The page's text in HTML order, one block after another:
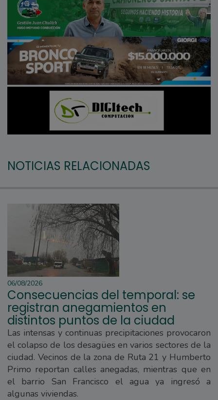
NOTICIAS RELACIONADAS
06/08/2026
Consecuencias del temporal: se
registran anegamientos en
distintos puntos de la ciudad
Las intensas y continuas precipitaciones provocaron
el colapso de los desagües en varios sectores de la
ciudad. Vecinos de la zona de Ruta 21 y Humberto
Primo reportan calles anegadas, mientras que en
el barrio San Francisco el agua ya ingresó a
algunas viviendas.